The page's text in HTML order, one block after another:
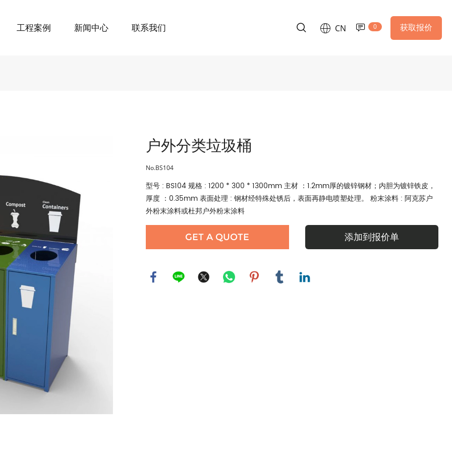
工程案例 新闻中心 联系我们 CN 0 获取报价
户外分类垃圾桶
No.BS104
型号 : BS104 规格 : 1200 * 300 * 1300mm 主材 ：1.2mm厚的镀锌钢材；内胆为镀锌铁皮，
厚度 ：0.35mm 表面处理 : 钢材经特殊处锈后，表面再静电喷塑处理。 粉末涂料 : 阿克苏户
外粉末涂料或杜邦户外粉末涂料
GET A QUOTE 添加到报价单